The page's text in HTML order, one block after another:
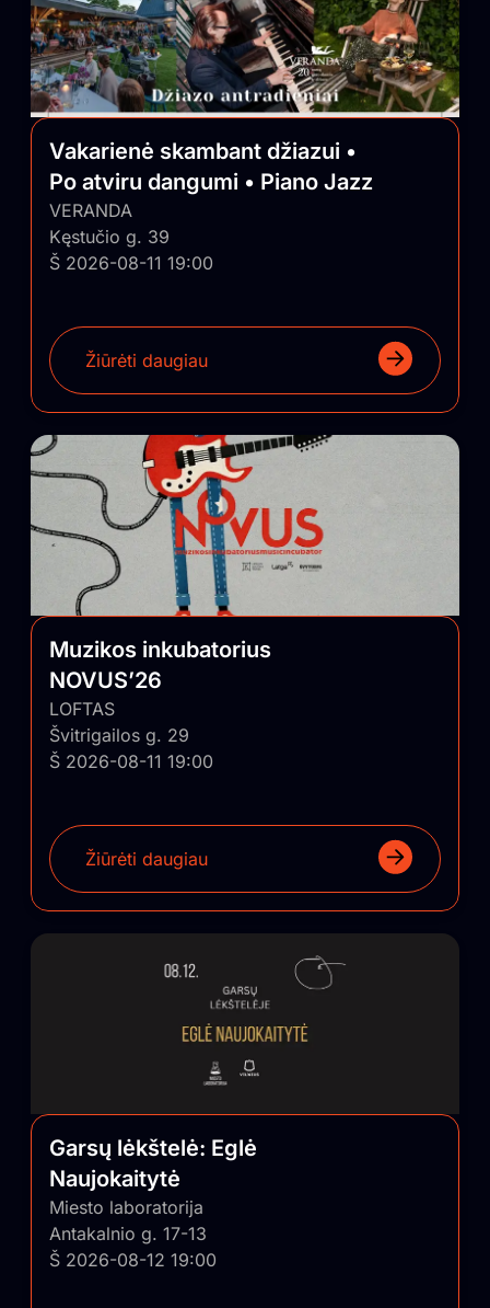
Vakarienė skambant džiazui •
Po atviru dangumi • Piano Jazz
VERANDA
Kęstučio g. 39
Š 2026-08-11 19:00
Žiūrėti daugiau
Muzikos inkubatorius
NOVUS’26
LOFTAS
Švitrigailos g. 29
Š 2026-08-11 19:00
Žiūrėti daugiau
Garsų lėkštelė: Eglė
Naujokaitytė
Miesto laboratorija
Antakalnio g. 17-13
Š 2026-08-12 19:00